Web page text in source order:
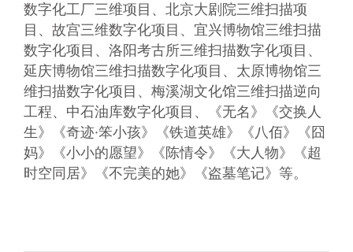
数字化工厂三维项目、北京大剧院三维扫描项
目、故宫三维数字化项目、宜兴博物馆三维扫描
数字化项目、洛阳考古所三维扫描数字化项目、
延庆博物馆三维扫描数字化项目、太原博物馆三
维扫描数字化项目、梅溪湖文化馆三维扫描逆向
工程、中石油库数字化项目、《无名》《交换人
生》《奇迹·笨小孩》《铁道英雄》《八佰》《囧
妈》《小小的愿望》《陈情令》《大人物》《超
时空同居》《不完美的她》《盗墓笔记》等。